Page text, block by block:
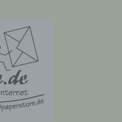
einer Weise,
Daten
spezifischen